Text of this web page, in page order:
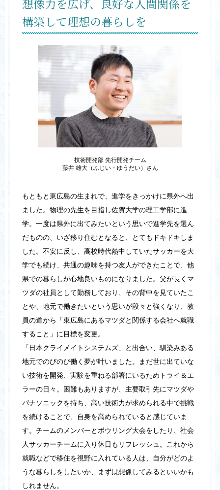
想像力を広げ、良好な人間関係を
構築して理想の暮らしを
技術開発部 先行開発チーム
藤井 雄大（ふじい・ゆうだい）さん
もともと東広島の生まれで、進学をきっかけに県外へ出
ました。物理の先生を目指し佐賀大学の理工学部に進
学。一度は県外に出てみたいという思いで進学先を選ん
だものの、いざ移り住むとなると、とてもドキドキしま
した。不安に反し、高校時代熱中していたサッカーを大
学でも続け、共通の趣味を持つ友人ができたことで、他
県での暮らしが心地良いものになりました。父が長くマ
ツダの社員として勤務しており、その背中を見ていたこ
とや、地元で働きたいという思いが段々と強くなり、教
員の道から「東広島にあるマツダと関係する会社へ就職
すること」に目標を変更。
「日本クライメイトシステムズ」と出合い、馴染みある
地元でのびのび働く夢が叶いました。まだ世に出ていな
い技術を開発、実験を重ねる部署にいるためトライ＆エ
ラーの日々。困難もありますが、主要取引先にマツダや
パナソニックを持ち、高い技術力が求められる中で挑戦
を続けることで、自身を高められていると感じていま
す。チームのメンバーとボウリング大会をしたり、社会
人サッカーチームに入り休日もリフレッシュ。これから
就職などで移住を視野に入れている人は、自分がどのよ
うな暮らしをしたいか、まずは想像してみるといいかも
しれません。